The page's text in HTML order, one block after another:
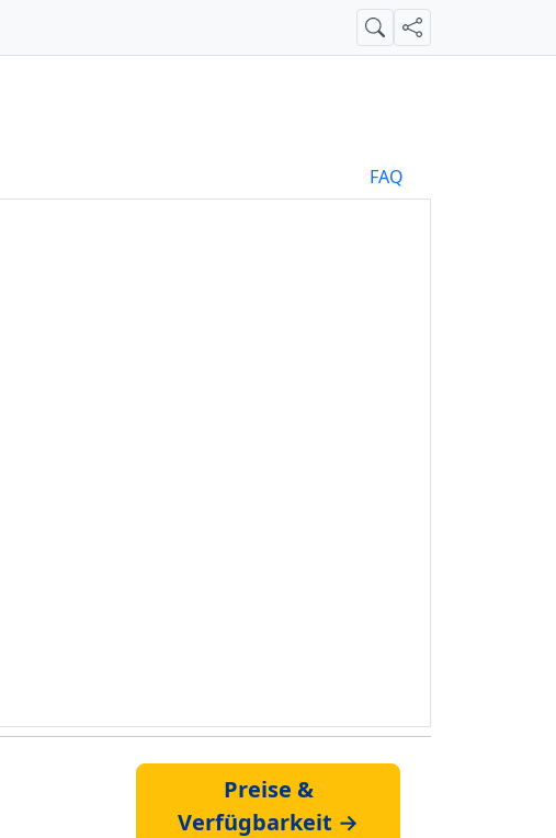
SucheTeilen
FAQ
Preise &
Verfügbarkeit →